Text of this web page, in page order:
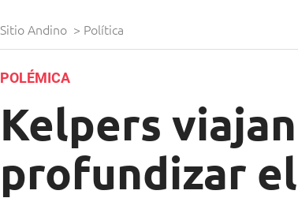
Sitio Andino > Política
POLÉMICA
Kelpers
profundizar